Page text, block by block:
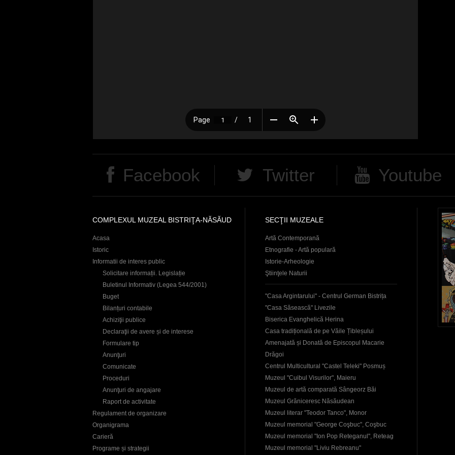
Facebook Twitter Youtube
COMPLEXUL MUZEAL BISTRIŢA-NĂSĂUD
Acasa
Istoric
Informatii de interes public
Solicitare informații. Legislație
Buletinul Informativ (Legea 544/2001)
Buget
Bilanțuri contabile
Achiziţii publice
Declaraţii de avere și de interese
Formulare tip
Anunţuri
Comunicate
Proceduri
Anunţuri de angajare
Raport de activitate
Regulament de organizare
Organigrama
Carieră
Programe și strategii
SECŢII MUZEALE
Artă Contemporană
Etnografie - Artă populară
Istorie-Arheologie
Ştiinţele Naturii
"Casa Argintarului" - Centrul German Bistrița
"Casa Săsească" Livezile
Biserica Evanghelică Herina
Casa tradițională de pe Văile Țibleșului
Amenajată și Donată de Episcopul Macarie
Drăgoi
Centrul Multicultural "Castel Teleki" Posmuș
Muzeul "Cuibul Visurilor", Maieru
Muzeul de artă comparată Sângeorz Băi
Muzeul Grăniceresc Năsăudean
Muzeul literar "Teodor Tanco", Monor
Muzeul memorial "George Coşbuc", Coşbuc
Muzeul memorial "Ion Pop Reteganul", Reteag
Muzeul memorial "Liviu Rebreanu"